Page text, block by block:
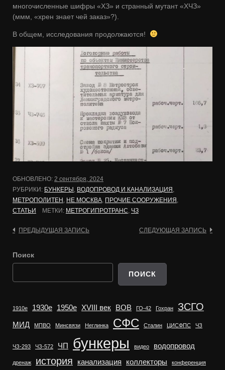
многочисленные шифры «ХЗ» и странный мутант «ХЧЗ»
(ммм, «хрен знает чей заказ»?).
В общем, исследования продолжаются!
ОБНОВЛЕНО: 2 сентября, 2024
РУБРИКИ: БУНКЕРЫ ВОДОПРОВОД И КАНАЛИЗАЦИЯ
МЕТРОПОЛИТЕН НЕ МОСКВА ПРОЧИЕ СООРУЖЕНИЯ
СТАТЬИ
МЕТКИ: МЕТРОГИПРОТРАНС ЧЗ
Навигация
записям
ПРЕДЫДУЩАЯ ЗАПИСЬ СЛЕДУЮЩАЯ ЗАПИСЬ
Поиск
ПОИСК
1910е 1930е 1950е XVIII век ВОВ ГО-42 Гохран ЗСГО
МИД МПВО Минсвязи Неглинка СФС Сталин ЦИСФПС ЧЗ
ЧЗ-293 ЧЗ-572 ЧП бункеры видео водопровод
дренаж история канализация коллекторы конференция